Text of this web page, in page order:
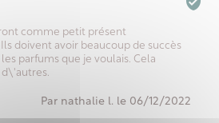
comme petit présent
doivent avoir beaucoup de succès
parfums que je voulais. Cela
Par nathalie l. le 06/12/2022